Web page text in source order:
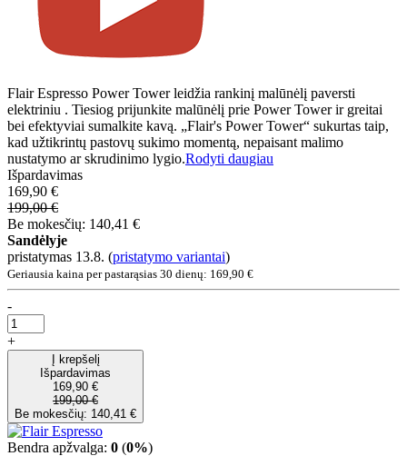
Flair Espresso Power Tower leidžia rankinį malūnėlį paversti
elektriniu . Tiesiog prijunkite malūnėlį prie Power Tower ir greitai
bei efektyviai sumalkite kavą. „Flair's Power Tower“ sukurtas taip,
kad užtikrintų pastovų sukimo momentą, nepaisant malimo
nustatymo ar skrudinimo lygio.Rodyti daugiau
Išpardavimas
169,90 €
199,00 €
Be mokesčių: 140,41 €
Sandėlyje
pristatymas 13.8. (pristatymo variantai)
Geriausia kaina per pastarąsias 30 dienų: 169,90 €
-
+
Į krepšelį
Išpardavimas
169,90 €
199,00 €
Be mokesčių: 140,41 €
Bendra apžvalga: 0 (0%)